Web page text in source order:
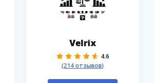
Velrix
4.6
(214 отзывов)